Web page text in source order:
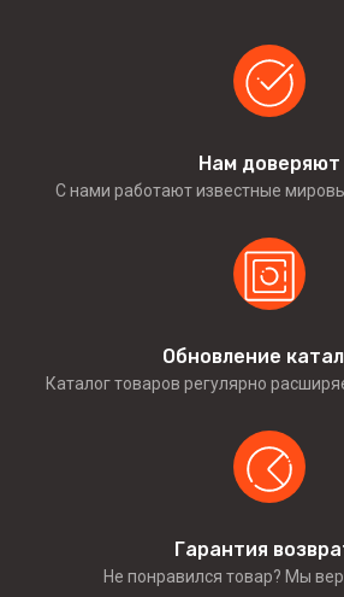
Нам доверяют
С нами работают известные
Обновление
Каталог товаров регулярно
Гарантия
Не понравился товар? Мы